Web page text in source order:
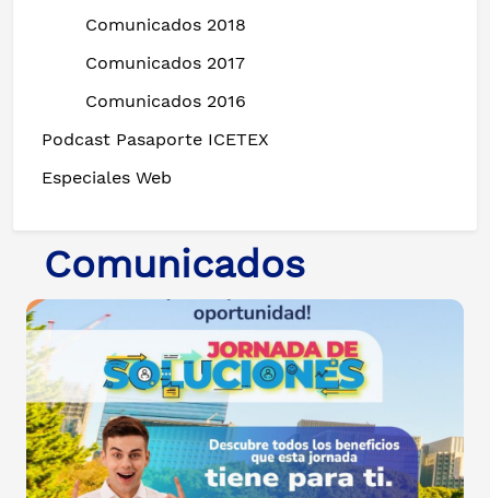
Comunicados 2018
Comunicados 2017
Comunicados 2016
Podcast Pasaporte ICETEX
Especiales Web
Comunicados